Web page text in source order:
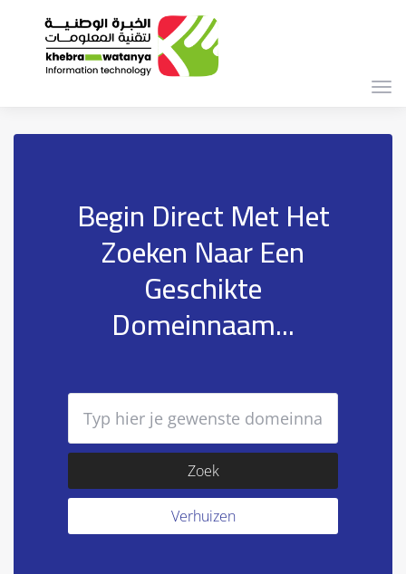
Begin Direct Met Het
Zoeken Naar Een
Geschikte
Domeinnaam...